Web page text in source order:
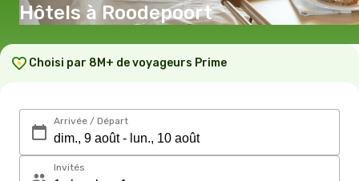
Hôtels à Roodepoort
Choisi par 8M+ de voyageurs Prime
Arrivée / Départ
Invités